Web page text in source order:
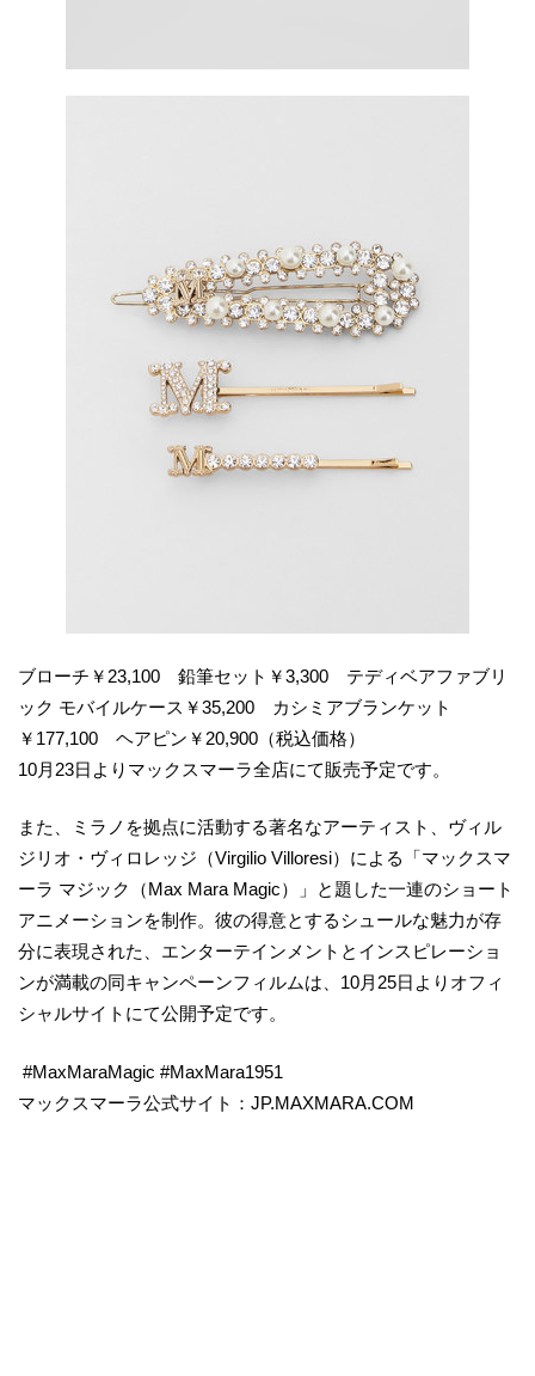
ブローチ￥23,100 鉛筆セット￥3,300 テディベアファブリ
ック モバイルケース￥35,200 カシミアブランケット
￥177,100 ヘアピン￥20,900（税込価格）
10月23日よりマックスマーラ全店にて販売予定です。
また、ミラノを拠点に活動する著名なアーティスト、ヴィル
ジリオ・ヴィロレッジ（Virgilio Villoresi）による「マックスマ
ーラ マジック（Max Mara Magic）」と題した一連のショート
アニメーションを制作。彼の得意とするシュールな魅力が存
分に表現された、エンターテインメントとインスピレーショ
ンが満載の同キャンペーンフィルムは、10月25日よりオフィ
シャルサイトにて公開予定です。
#MaxMaraMagic #MaxMara1951
マックスマーラ公式サイト：JP.MAXMARA.COM